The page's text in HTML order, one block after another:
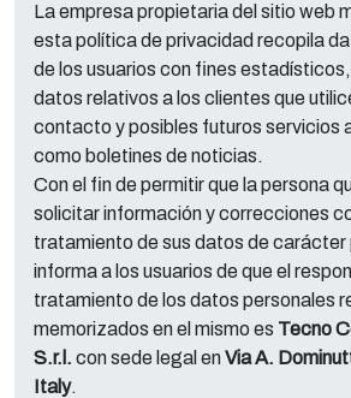
La empresa propietaria del sitio web
esta política de privacidad recopila
de los usuarios con fines
datos relativos a los clientes que
contacto y posibles futuros servicios
como boletines de noticias.
Con el fin de permitir que la persona
solicitar información y correcciones
tratamiento de sus datos de carácter
informa a los usuarios de que el
tratamiento de los datos personales
memorizados en el mismo es Tecno
S.r.l. con sede legal enVia A.
Italy.